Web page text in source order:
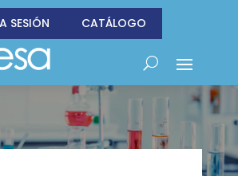
SESIÓN CATÁLOGO